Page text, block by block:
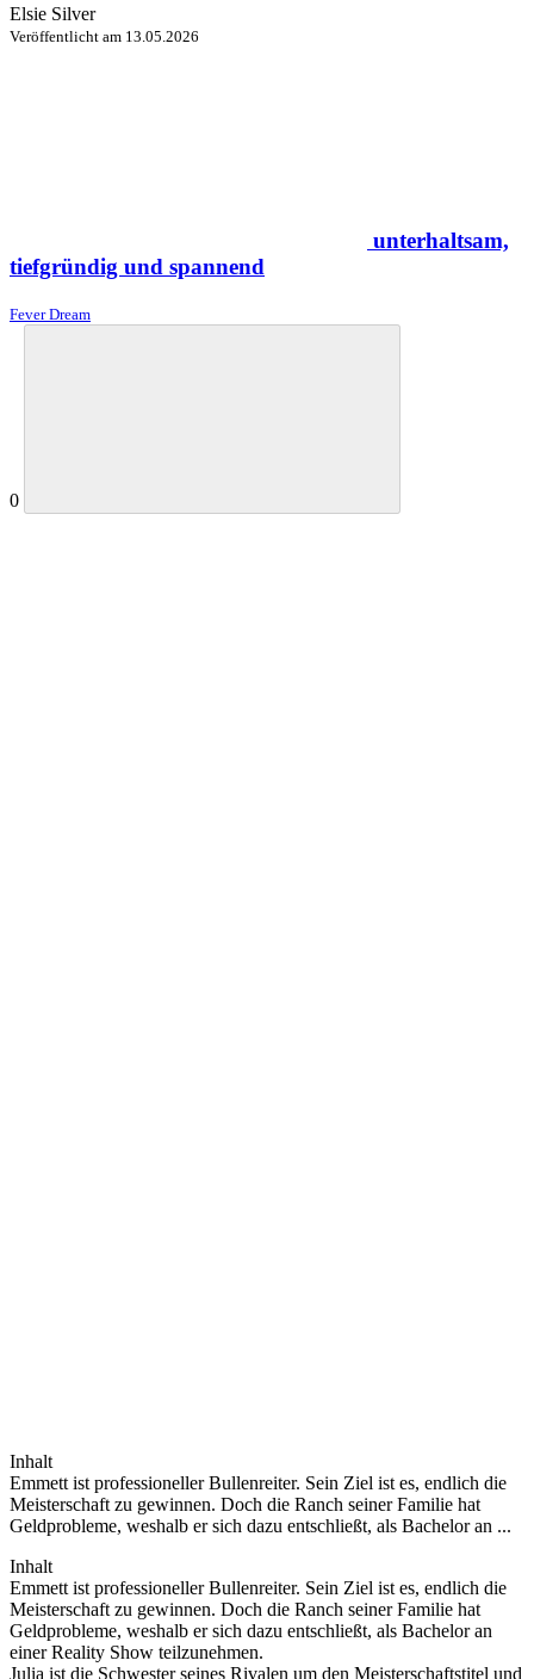
Elsie Silver
Veröffentlicht am 13.05.2026
unterhaltsam,
tiefgründig und spannend
Fever Dream
0
Inhalt
Emmett ist professioneller Bullenreiter. Sein Ziel ist es, endlich die
Meisterschaft zu gewinnen. Doch die Ranch seiner Familie hat
Geldprobleme, weshalb er sich dazu entschließt, als Bachelor an ...
Inhalt
Emmett ist professioneller Bullenreiter. Sein Ziel ist es, endlich die
Meisterschaft zu gewinnen. Doch die Ranch seiner Familie hat
Geldprobleme, weshalb er sich dazu entschließt, als Bachelor an
einer Reality Show teilzunehmen.
Julia ist die Schwester seines Rivalen um den Meisterschaftstitel und